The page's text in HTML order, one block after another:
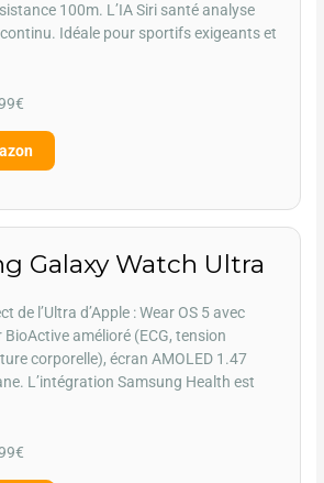
100m. L’IA Siri santé analyse
Idéale pour sportifs exigeants et
Galaxy Watch Ultra
de l’Ultra d’Apple : Wear OS 5 avec
amélioré (ECG, tension
corporelle), écran AMOLED 1.47
L’intégration Samsung Health est